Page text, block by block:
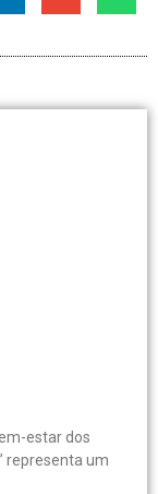
estar dos
representa um